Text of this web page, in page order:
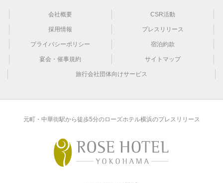
会社概要 CSR活動
採用情報 プレスリリース
プライバシーポリシー 宿泊約款
宴会・催事規約 サイトマップ
旅行会社団体向けサービス
元町・中華街駅から徒歩5分のローズホテル横浜のプレスリリース